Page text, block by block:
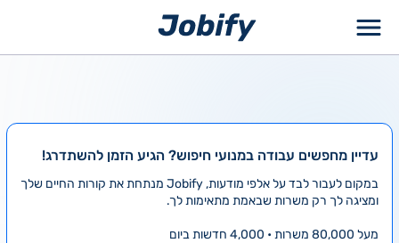
עדיין מחפשים עבודה במנועי חיפוש? הגיע הזמן להשתדרג!
במקום לעבור לבד על אלפי מודעות, Jobify מנתחת את קורות החיים שלך
ומציגה לך רק משרות שבאמת מתאימות לך.
מעל 80,000 משרות • 4,000 חדשות ביום